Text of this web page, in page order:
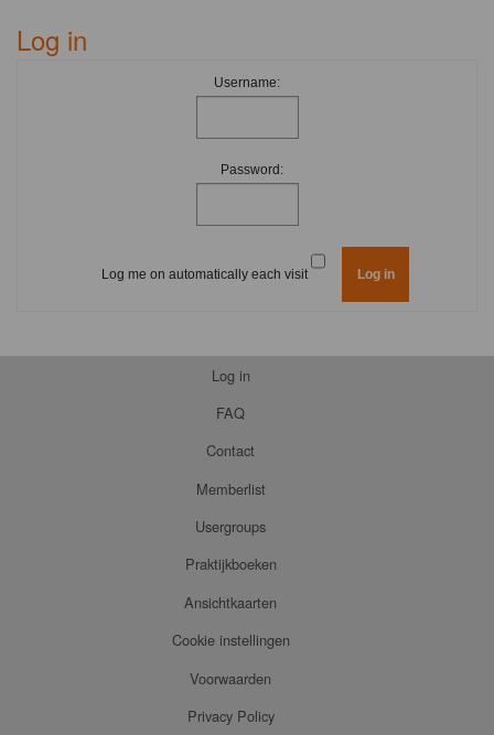
Log in
Username:
Password:
Log me on automatically each visit
Log in
FAQ
Contact
Memberlist
Usergroups
Praktijkboeken
Ansichtkaarten
Cookie instellingen
Voorwaarden
Privacy Policy